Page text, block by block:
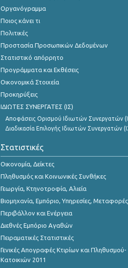
Ιανουαρίου 2024
Νοεμβρίου 2023
Σεπτεμβρίου 2023
Αυγούστου 2023
Ιουλίου 2023
Ιουνίου 2023
Μαΐου 2023
Απριλίου 2023
Μαρτίου 2023
Φεβρουαρίου 2023
Ιανουαρίου 2023
Δεκεμβρίου 2022
Νοεμβρίου 2022
Οργανόγραμμα
Ποιος κάνει τι
Πολιτικές
Προστασία Προσωπικών Δεδομένων
Στατιστικό απόρρητο
Προγράμματα και Εκθέσεις
Οικονομικά Στοιχεία
Προκηρύξεις
ΙΔΙΩΤΕΣ ΣΥΝΕΡΓΑΤΕΣ (ΙΣ)
Αποφάσεις Ορισμού Ιδιωτών Συνεργατών
Διαδικασία Επιλογής Ιδιωτών Συνεργατών
Στατιστικές
Οικονομία, Δείκτες
Πληθυσμός και Κοινωνικές Συνθήκες
Γεωργία, Κτηνοτροφία, Αλιεία
Βιομηχανία, Εμπόριο, Υπηρεσίες, Μεταφορές
Περιβάλλον και Ενέργεια
Διεθνές Εμπόριο Αγαθών
Πειραματικές Στατιστικές
Γενικές Απογραφές Κτιρίων και Πληθυσμού-
Κατοικιών 2011